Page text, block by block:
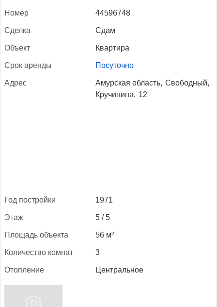
Но­мер 44596748
Сдел­ка Сдам
Объ­ект Квартира
Срок арен­ды Посуточно
Ад­рес Амурская область, Свободный,
Кручинина, 12
Год пос­трой­ки 1971
Этаж 5 / 5
Пло­щадь объ­ек­та 56 м²
Ко­личес­тво ком­нат 3
Отоп­ле­ние Центральное